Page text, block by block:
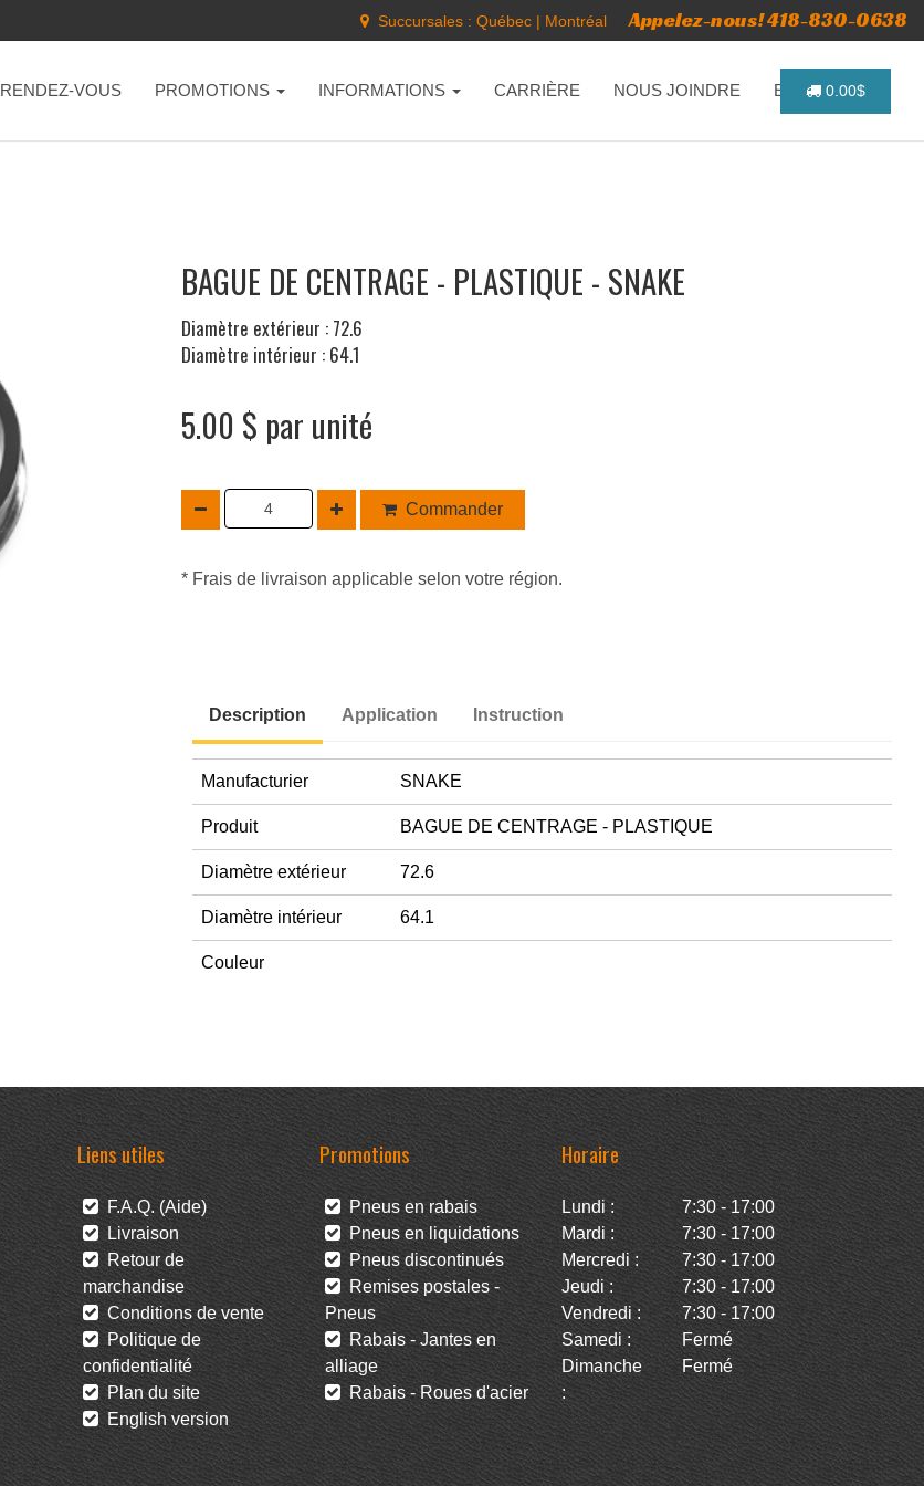
Succursales : Québec | Montréal Appelez-nous! 418-830-0638
RENDEZ-VOUS PROMOTIONS INFORMATIONS CARRIÈRE NOUS JOINDRE ENGLISH
0.00$
BAGUE DE CENTRAGE - PLASTIQUE - SNAKE
Diamètre extérieur : 72.6
Diamètre intérieur : 64.1
5.00 $ par unité
Commander
* Frais de livraison applicable selon votre région.
Description Application Instruction
Manufacturier SNAKE
Produit BAGUE DE CENTRAGE - PLASTIQUE
Diamètre extérieur 72.6
Diamètre intérieur 64.1
Couleur
Liens utiles
F.A.Q. (Aide)
Livraison
Retour de
marchandise
Conditions de vente
Politique de
confidentialité
Plan du site
English version
Promotions
Pneus en rabais
Pneus en liquidations
Pneus discontinués
Remises postales -
Pneus
Rabais - Jantes en
alliage
Rabais - Roues d'acier
Horaire
Lundi :
7:30 - 17:00
Mardi :
7:30 - 17:00
Mercredi :
7:30 - 17:00
Jeudi :
7:30 - 17:00
Vendredi :
7:30 - 17:00
Samedi :
Fermé
Dimanche
:
Fermé